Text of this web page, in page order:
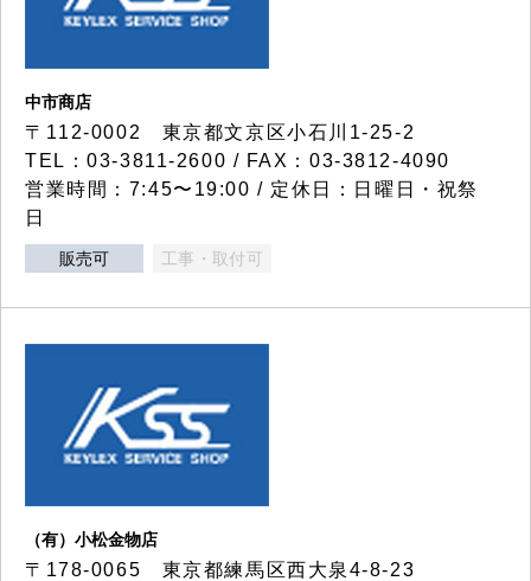
中市商店
〒112-0002 東京都文京区小石川1-25-2
TEL：03-3811-2600 / FAX：03-3812-4090
営業時間：7:45〜19:00 / 定休日：日曜日・祝祭
日
販売可 工事・取付可
（有）小松金物店
〒178-0065 東京都練馬区西大泉4-8-23